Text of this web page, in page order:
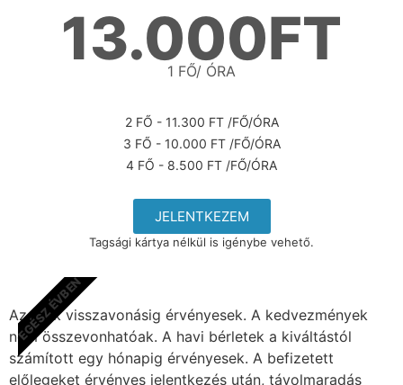
13.000FT
1 FŐ/ ÓRA
2 FŐ - 11.300 FT /FŐ/ÓRA
3 FŐ - 10.000 FT /FŐ/ÓRA
4 FŐ - 8.500 FT /FŐ/ÓRA
JELENTKEZEM
Tagsági kártya nélkül is igénybe vehető.
EGÉSZ ÉVBEN
Az árak visszavonásig érvényesek. A kedvezmények
nem összevonhatóak. A havi bérletek a kiváltástól
számított egy hónapig érvényesek. A befizetett
előlegeket érvényes jelentkezés után, távolmaradás